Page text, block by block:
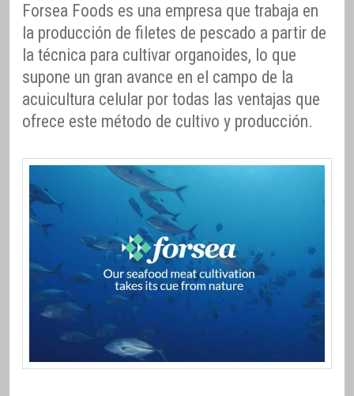
Forsea Foods es una empresa que trabaja en
la producción de filetes de pescado a partir de
la técnica para cultivar organoides, lo que
supone un gran avance en el campo de la
acuicultura celular por todas las ventajas que
ofrece este método de cultivo y producción.